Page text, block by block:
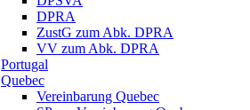
DPRA
ZustG zum Abk. DPRA
VV zum Abk. DPRA
Portugal
Quebec
Vereinbarung Quebec